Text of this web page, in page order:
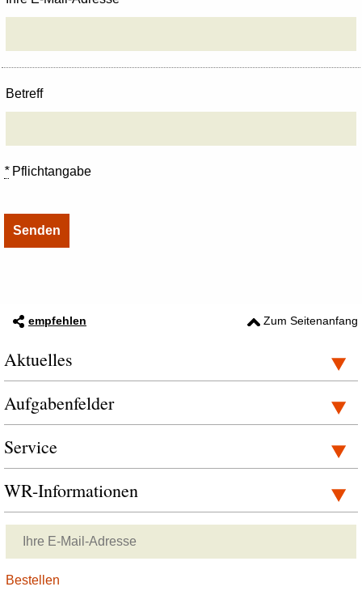
Betreff
*Pflichtangabe
empfehlen Zum Seitenanfang
Aktuelles
Aufgabenfelder
Service
WR-Informationen